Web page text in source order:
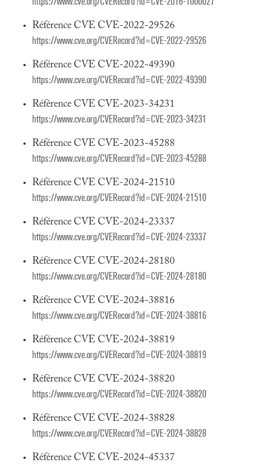
Référence CVE CVE-2022-29526
https://www.cve.org/CVERecord?id=CVE-2022-29526
Référence CVE CVE-2022-49390
https://www.cve.org/CVERecord?id=CVE-2022-49390
Référence CVE CVE-2023-34231
https://www.cve.org/CVERecord?id=CVE-2023-34231
Référence CVE CVE-2023-45288
https://www.cve.org/CVERecord?id=CVE-2023-45288
Référence CVE CVE-2024-21510
https://www.cve.org/CVERecord?id=CVE-2024-21510
Référence CVE CVE-2024-23337
https://www.cve.org/CVERecord?id=CVE-2024-23337
Référence CVE CVE-2024-28180
https://www.cve.org/CVERecord?id=CVE-2024-28180
Référence CVE CVE-2024-38816
https://www.cve.org/CVERecord?id=CVE-2024-38816
Référence CVE CVE-2024-38819
https://www.cve.org/CVERecord?id=CVE-2024-38819
Référence CVE CVE-2024-38820
https://www.cve.org/CVERecord?id=CVE-2024-38820
Référence CVE CVE-2024-38828
https://www.cve.org/CVERecord?id=CVE-2024-38828
Référence CVE CVE-2024-45337